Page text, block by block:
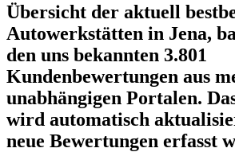
Übersicht der aktuell
Autowerkstätten in Jena,
den uns bekannten 3.801
Kundenbewertungen aus
unabhängigen Portalen.
wird automatisch
neue Bewertungen erfasst